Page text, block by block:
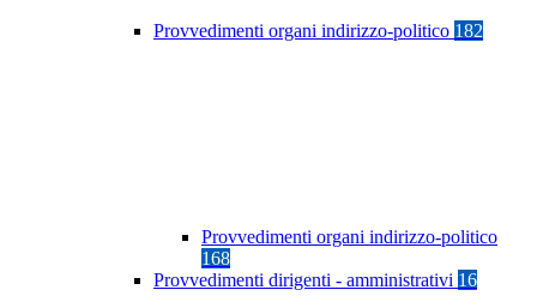
Provvedimenti organi indirizzo-politico 182
Provvedimenti organi indirizzo-politico
168
Provvedimenti dirigenti - amministrativi 16